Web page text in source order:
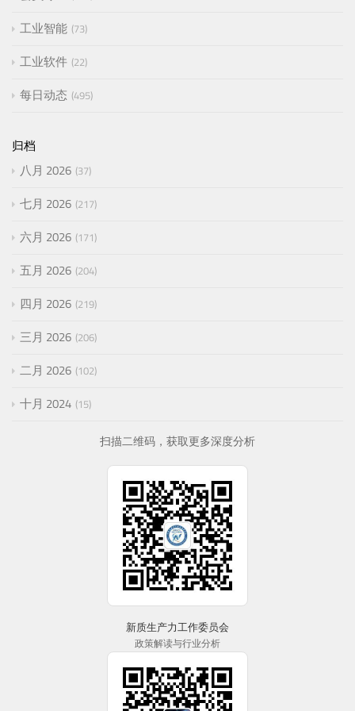
工业智能 73
工业软件 22
每日动态 495
归档
八月 2026 37
七月 2026 217
六月 2026 171
五月 2026 204
四月 2026 219
三月 2026 206
二月 2026 102
十月 2024 15
扫描二维码，获取更多深度分析
新质生产力工作委员会
政策解读与行业分析